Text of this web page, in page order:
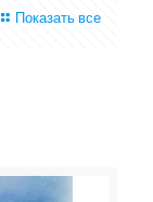
Показать все